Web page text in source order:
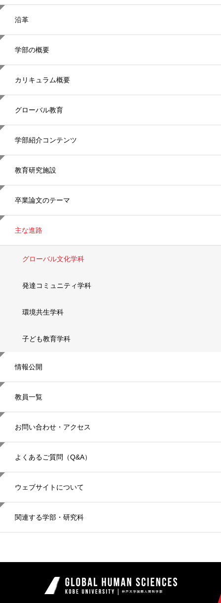
ョ
沿革
学部の概要
カリキュラム概要
グローバル教育
学部紹介コンテンツ
教育研究施設
卒業論文のテーマ
主な進路
グローバル文化学科
発達コミュニティ学科
環境共生学科
子ども教育学科
情報公開
教員一覧
お問い合わせ・アクセス
よくあるご質問（Q&A）
ウェブサイトについて
関連する学部・研究科
神戸大学国際